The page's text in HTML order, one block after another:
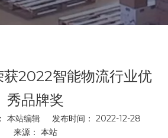
获2022智能物流行业优
秀品牌奖
本站编辑 发布时间： 2022-12-28
来源： 本站